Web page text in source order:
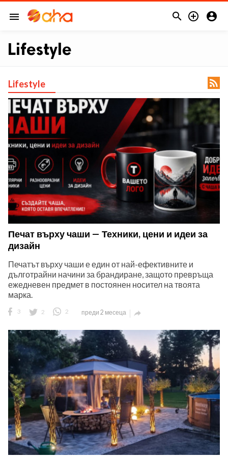
menu   
Lifestyle
Lifestyle 
Печат върху чаши — Техники, цени и идеи за
дизайн
Печатът върху чаши е един от най-ефективните и
дълготрайни начини за брандиране, защото превръща
ежедневен предмет в постоянен носител на твоята
марка.
3 2 2 преди 2 месеца 